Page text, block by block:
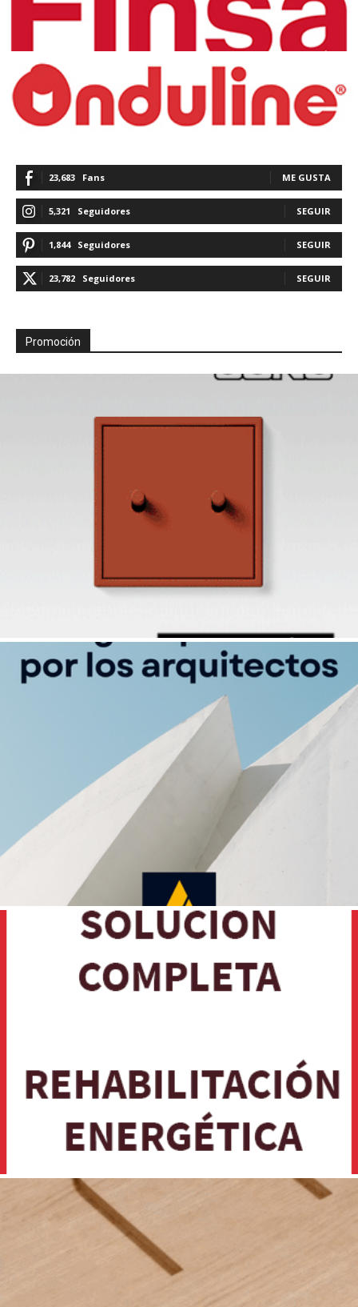
23,683 Fans ME GUSTA
5,321 Seguidores SEGUIR
1,844 Seguidores SEGUIR
23,782 Seguidores SEGUIR
Promoción